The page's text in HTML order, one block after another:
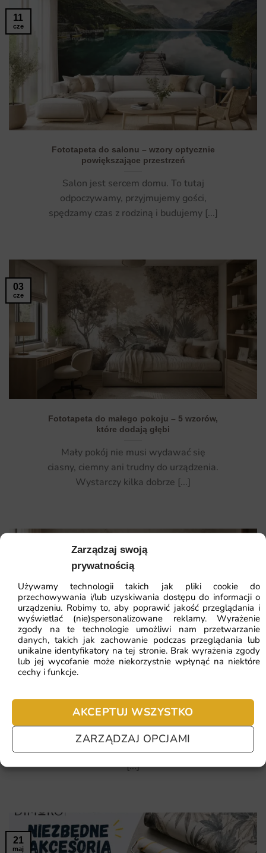
Zarządzaj swoją
prywatnością
Używamy technologii takich jak pliki cookie do
przechowywania i/lub uzyskiwania dostępu do informacji o
urządzeniu. Robimy to, aby poprawić jakość przeglądania i
wyświetlać (nie)spersonalizowane reklamy. Wyrażenie
zgody na te technologie umożliwi nam przetwarzanie
danych, takich jak zachowanie podczas przeglądania lub
unikalne identyfikatory na tej stronie. Brak wyrażenia zgody
lub jej wycofanie może niekorzystnie wpłynąć na niektóre
cechy i funkcje.
AKCEPTUJ WSZYSTKO
ZARZĄDZAJ OPCJAMI
Fototapeta do salonu – wzory optycznie
powiększające przestrzeń
Salon jest sercem domu. To tutaj
odpoczywamy, przyjmujemy gości,
spędzamy czas z rodziną i budujemy [...]
11
cze
Fototapeta do małego pokoju – 5 wzorów,
które dodają głębi
Mały pokój nie musi wydawać się
ciasny, ciemny ani trudny do urządzenia.
Wystarczy kilka dobrze [...]
03
cze
kolory i motywy do wnętrz
aranżację wnętrz. W modzie pozostają
naturalność, harmonia i indywidualny
[...]
21
maj